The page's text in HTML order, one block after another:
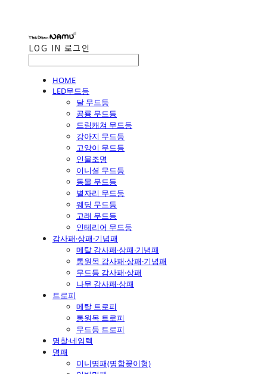
LOG IN 로그인
HOME
LED무드등
달 무드등
공룡 무드등
드림캐쳐 무드등
강아지 무드등
고양이 무드등
인물조명
이니셜 무드등
동물 무드등
별자리 무드등
웨딩 무드등
고래 무드등
인테리어 무드등
감사패·상패·기념패
메탈 감사패·상패·기념패
통원목 감사패·상패·기념패
무드등 감사패·상패
나무 감사패·상패
트로피
메탈 트로피
통원목 트로피
무드등 트로피
명찰·네임텍
명패
미니명패(명함꽂이형)